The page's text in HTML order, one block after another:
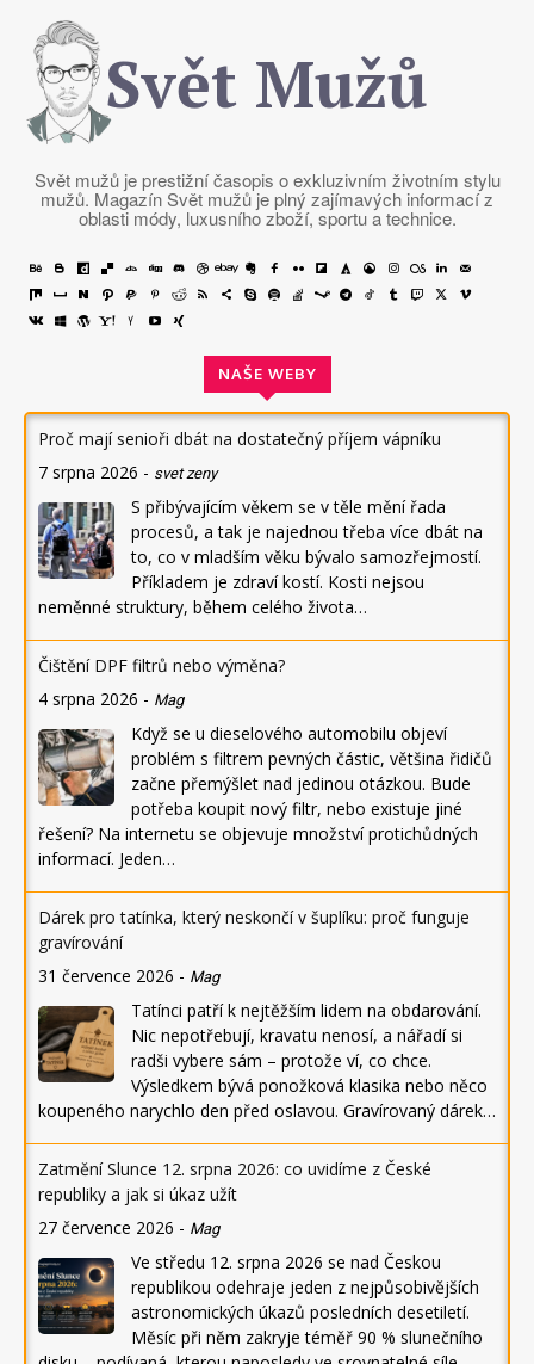
Svět Mužů
Svět mužů je prestižní časopis o exkluzivním životním stylu
mužů. Magazín Svět mužů je plný zajímavých informací z
oblasti módy, luxusního zboží, sportu a technice.
NAŠE WEBY
Proč mají senioři dbát na dostatečný příjem vápníku
7 srpna 2026 - svet zeny
S přibývajícím věkem se v těle mění řada
procesů, a tak je najednou třeba více dbát na
to, co v mladším věku bývalo samozřejmostí.
Příkladem je zdraví kostí. Kosti nejsou
neměnné struktury, během celého života…
Čištění DPF filtrů nebo výměna?
4 srpna 2026 - Mag
Když se u dieselového automobilu objeví
problém s filtrem pevných částic, většina řidičů
začne přemýšlet nad jedinou otázkou. Bude
potřeba koupit nový filtr, nebo existuje jiné
řešení? Na internetu se objevuje množství protichůdných
informací. Jeden…
Dárek pro tatínka, který neskončí v šuplíku: proč funguje
gravírování
31 července 2026 - Mag
Tatínci patří k nejtěžším lidem na obdarování.
Nic nepotřebují, kravatu nenosí, a nářadí si
radši vybere sám – protože ví, co chce.
Výsledkem bývá ponožková klasika nebo něco
koupeného narychlo den před oslavou. Gravírovaný dárek…
Zatmění Slunce 12. srpna 2026: co uvidíme z České
republiky a jak si úkaz užít
27 července 2026 - Mag
Ve středu 12. srpna 2026 se nad Českou
republikou odehraje jeden z nejpůsobivějších
astronomických úkazů posledních desetiletí.
Měsíc při něm zakryje téměř 90 % slunečního